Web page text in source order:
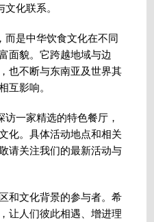
文化联系。
而是中华饮食文化在不同
面貌。它跨越地域与边
也不断与东南亚及世界其
互影响。
访一家精选的特色餐厅，
化。具体活动地点和相关
请关注我们的最新活动与
和文化背景的参与者。希
让人们彼此相遇、增进理